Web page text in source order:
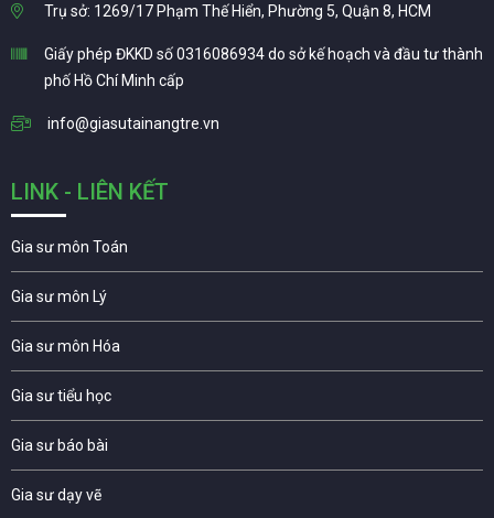
Trụ sở: 1269/17 Phạm Thế Hiển, Phường 5, Quận 8, HCM
Giấy phép ĐKKD số 0316086934 do sở kế hoạch và đầu tư thành
phố Hồ Chí Minh cấp
info@giasutainangtre.vn
LINK - LIÊN KẾT
Gia sư môn Toán
Gia sư môn Lý
Gia sư môn Hóa
Gia sư tiểu học
Gia sư báo bài
Gia sư dạy vẽ